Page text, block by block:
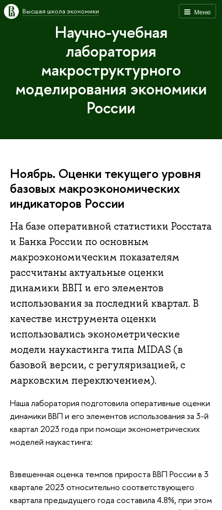
Меню
Высшая школа экономики
Научно-учебная
лаборатория
макроструктурного
моделирования экономики
России
Ноябрь. Оценки текущего уровня
базовых макроэкономических
индикаторов России
На базе оперативной статистики Росстата
и Банка России по основным
макроэкономическим показателям
рассчитаны актуальные оценки
динамики ВВП и его элементов
использования за последний квартал. В
качестве инструмента оценки
использовались эконометрические
модели наукастинга типа MIDAS (в
базовой версии, с регуляризацией, с
марковским переключением).
Наша лаборатория подготовила оперативные оценки
динамики ВВП и его элементов использования за 3-й
квартал 2023 года при помощи эконометрических
моделей наукастинга:
Взвешенная оценка темпов прироста ВВП России в 3
квартале 2023 относительно соответствующего
квартала предыдущего года составила 4.8%, при этом